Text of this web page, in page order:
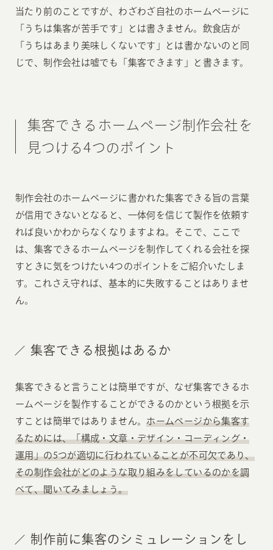
当たり前のことですが、わざわざ自社のホームページに
「うちは集客が苦手です」とは書きません。飲食店が
「うちはあまり美味しくないです」とは書かないのと同
じで、制作会社は嘘でも「集客できます」と書きます。
集客できるホームページ制作会社を
見つける4つのポイント
制作会社のホームページに書かれた集客できる旨の言葉
が信用できないとなると、一体何を信じて製作を依頼す
れば良いかわからなくなりますよね。そこで、ここで
は、集客できるホームページを制作してくれる会社を探
すときに気をつけたい4つのポイントをご紹介いたしま
す。これさえ守れば、基本的に失敗することはありませ
ん。
集客できる根拠はあるか
集客できると言うことは簡単ですが、なぜ集客できるホ
ームページを製作することができるのかという根拠を示
すことは簡単ではありません。ホームページから集客す
るためには、「構成・文章・デザイン・コーディング・
運用」の5つが適切に行われていることが不可欠であり、
その制作会社がどのような取り組みをしているのかを調
べて、聞いてみましょう。
制作前に集客のシミュレーションをし